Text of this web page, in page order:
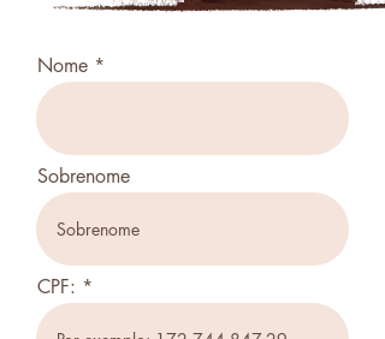
Nome
Sobrenome
CPF: